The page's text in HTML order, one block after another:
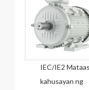
IEC/IE2
kahusayan ng